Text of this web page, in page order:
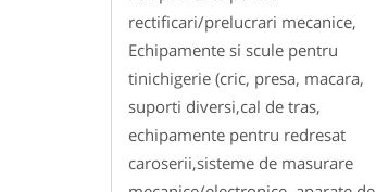
rectificari/prelucrari mecanice,
Echipamente si scule pentru
tinichigerie (cric, presa, macara,
suporti diversi,cal de tras,
echipamente pentru redresat
caroserii,sisteme de masurare